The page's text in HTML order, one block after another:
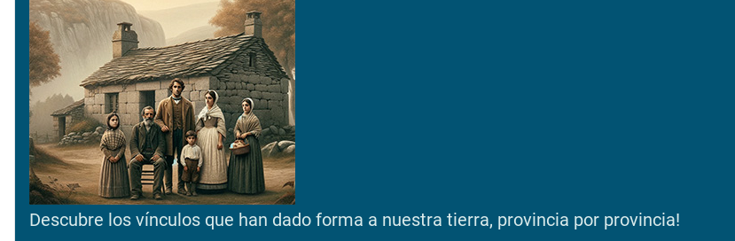
Descubre los vínculos que han dado forma a nuestra tierra, provincia por provincia!